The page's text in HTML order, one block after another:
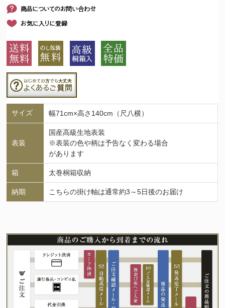
サイズ 幅71cm×高さ140cm（尺八横）
表装
国産高級生地表装
※表装の色や柄は予告なく変わる場合
があります
箱 太巻桐箱収納
納期 こちらの掛け軸は通常約3～5日後のお届け